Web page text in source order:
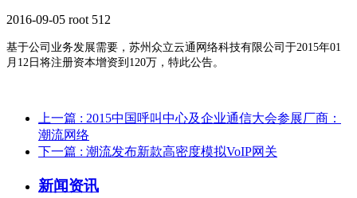
2016-09-05 root 512
基于公司业务发展需要，苏州众立云通网络科技有限公司于2015年01
月12日将注册资本增资到120万，特此公告。
上一篇 : 2015中国呼叫中心及企业通信大会参展厂商：
潮流网络
下一篇 : 潮流发布新款高密度模拟VoIP网关
新闻资讯